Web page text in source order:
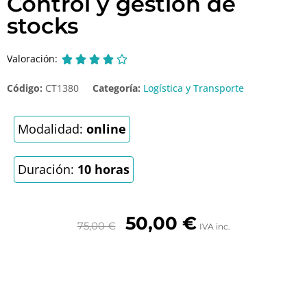
stocks
Valoración:     
Código: CT1380 Categoría: Logística y Transporte
Modalidad: online
Duración: 10 horas
75,00€ 50,00 € IVA inc.